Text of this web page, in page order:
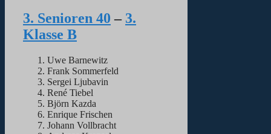
3. Senioren 40 – 3.
Klasse B
Uwe Barnewitz
Frank Sommerfeld
Sergei Ljubavin
René Tiebel
Björn Kazda
Enrique Frischen
Johann Vollbracht